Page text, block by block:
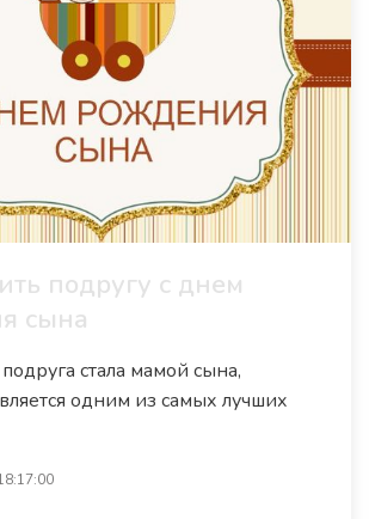
подругу с днем
сына
стала мамой сына,
одним из самых лучших